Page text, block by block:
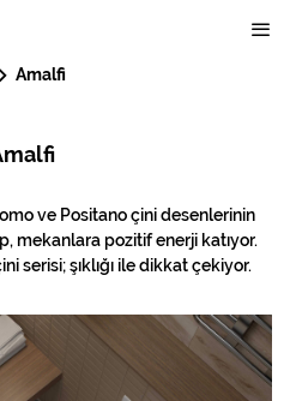
Amalfi
ve Positano çini desenlerinin
mekanlara pozitif enerji katıyor.
serisi; şıklığı ile dikkat çekiyor.